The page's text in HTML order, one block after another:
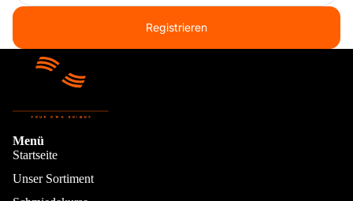
Registrieren
Menü
Startseite
Unser Sortiment